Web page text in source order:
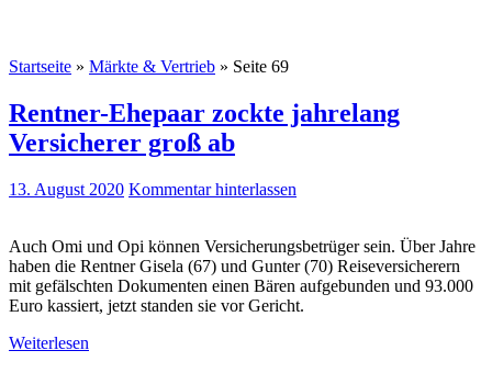
Startseite » Märkte & Vertrieb » Seite 69
Rentner-Ehepaar zockte jahrelang
Versicherer groß ab
13. August 2020 Kommentar hinterlassen
Auch Omi und Opi können Versicherungsbetrüger sein. Über Jahre
haben die Rentner Gisela (67) und Gunter (70) Reiseversicherern
mit gefälschten Dokumenten einen Bären aufgebunden und 93.000
Euro kassiert, jetzt standen sie vor Gericht.
Weiterlesen